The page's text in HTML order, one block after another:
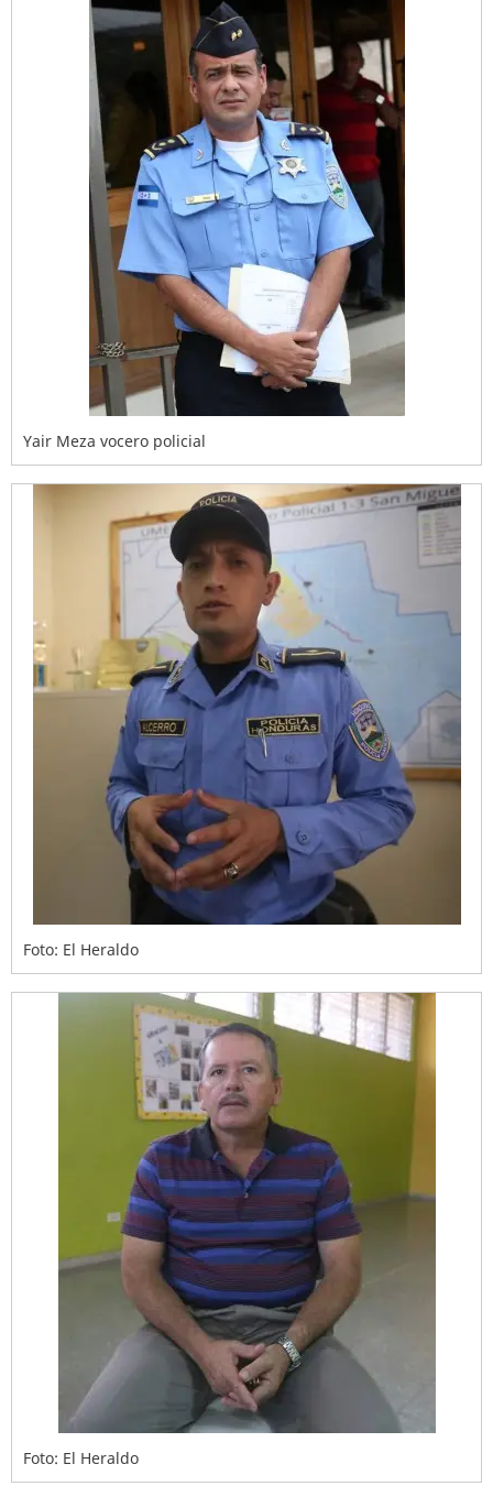
Yair Meza vocero policial
Foto: El Heraldo
Foto: El Heraldo